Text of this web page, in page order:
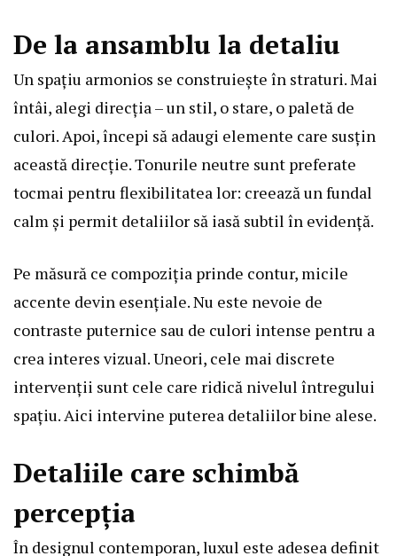
De la ansamblu la detaliu
Un spațiu armonios se construiește în straturi. Mai
întâi, alegi direcția – un stil, o stare, o paletă de
culori. Apoi, începi să adaugi elemente care susțin
această direcție. Tonurile neutre sunt preferate
tocmai pentru flexibilitatea lor: creează un fundal
calm și permit detaliilor să iasă subtil în evidență.
Pe măsură ce compoziția prinde contur, micile
accente devin esențiale. Nu este nevoie de
contraste puternice sau de culori intense pentru a
crea interes vizual. Uneori, cele mai discrete
intervenții sunt cele care ridică nivelul întregului
spațiu. Aici intervine puterea detaliilor bine alese.
Detaliile care schimbă
percepția
În designul contemporan, luxul este adesea definit